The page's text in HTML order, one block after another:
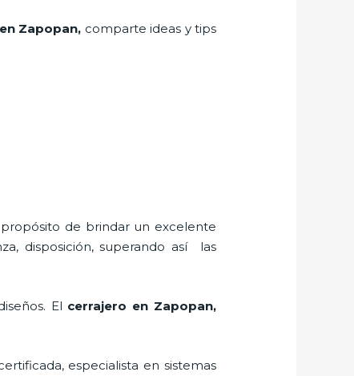
en Zapopan, comparte ideas y tips
de brindar un excelente
disposición, superando así las
El cerrajero en Zapopan,
especialista en sistemas